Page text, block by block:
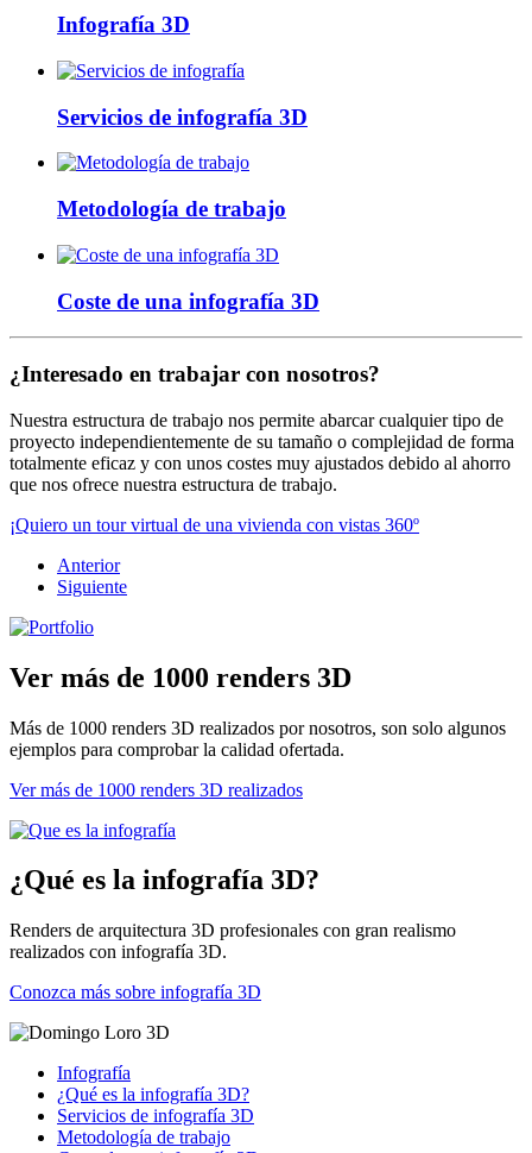
Infografía 3D
Servicios de infografía 3D
Metodología de trabajo
Coste de una infografía 3D
¿Interesado en trabajar con nosotros?
Nuestra estructura de trabajo nos permite abarcar cualquier tipo de
proyecto independientemente de su tamaño o complejidad de forma
totalmente eficaz y con unos costes muy ajustados debido al ahorro
que nos ofrece nuestra estructura de trabajo.
¡Quiero un tour virtual de una vivienda con vistas 360º
Anterior
Siguiente
Ver más de 1000 renders 3D
Más de 1000 renders 3D realizados por nosotros, son solo algunos
ejemplos para comprobar la calidad ofertada.
Ver más de 1000 renders 3D realizados
¿Qué es la infografía 3D?
Renders de arquitectura 3D profesionales con gran realismo
realizados con infografía 3D.
Conozca más sobre infografía 3D
Infografía
¿Qué es la infografía 3D?
Servicios de infografía 3D
Metodología de trabajo